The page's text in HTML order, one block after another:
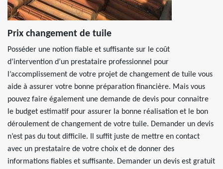
Prix changement de tuile
Posséder une notion fiable et suffisante sur le coût
d’intervention d’un prestataire professionnel pour
l’accomplissement de votre projet de changement de tuile vous
aide à assurer votre bonne préparation financière. Mais vous
pouvez faire également une demande de devis pour connaitre
le budget estimatif pour assurer la bonne réalisation et le bon
déroulement de changement de votre tuile. Demander un devis
n’est pas du tout difficile. Il suffit juste de mettre en contact
avec un prestataire de votre choix et de donner des
informations fiables et suffisante. Demander un devis est gratuit